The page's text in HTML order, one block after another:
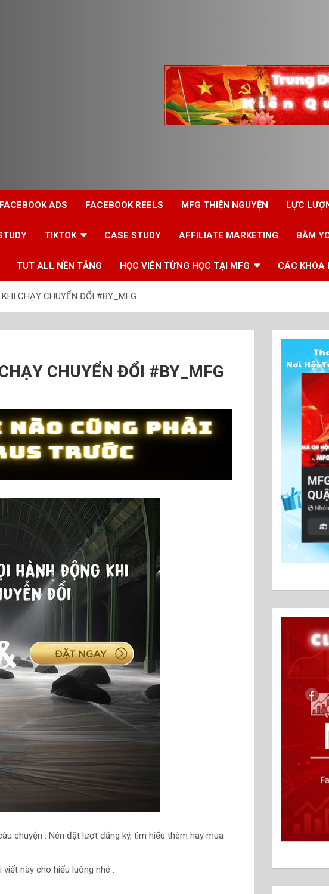
ADS FACEBOOK REELS MFG THIỆN NGUYỆN LỰC
TIKTOK CASE STUDY AFFILIATE MARKETING BĂM
TUT ALL NỀN TẢNG HỌC VIÊN TỪNG HỌC TẠI MFG CÁC KHÓA
CHẠY CHUYỂN ĐỔI #BY_MFG
CHUYỂN ĐỔI #BY_MFG
chuyện : Nên đặt lượt đăng ký, tìm hiểu thêm hay mua
này cho hiểu luông nhé .